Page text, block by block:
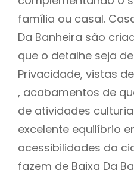
família ou casal.
Da Banheira são
que o detalhe seja
Privacidade, vistas
, acabamentos de
de atividades
excelente equilíbrio
acessibilidades da
fazem de Baixa Da